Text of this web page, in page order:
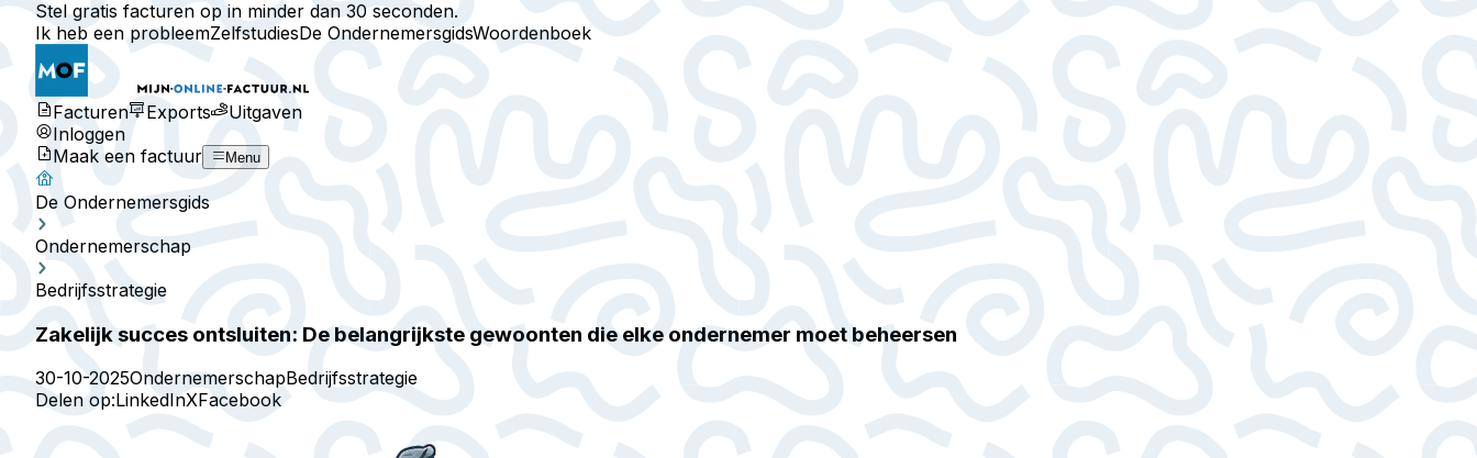
Stel gratis facturen op in minder dan 30 seconden.
Ik heb een probleemZelfstudiesDe OndernemersgidsWoordenboek
Facturen Exports
Uitgaven
Inloggen
Maak een factuur
Menu
De Ondernemersgids
Ondernemerschap
Bedrijfsstrategie
Zakelijk succes ontsluiten: De belangrijkste gewoonten die elke ondernemer moet beheersen
30-10-2025OndernemerschapBedrijfsstrategie
Delen op:LinkedInXFacebook